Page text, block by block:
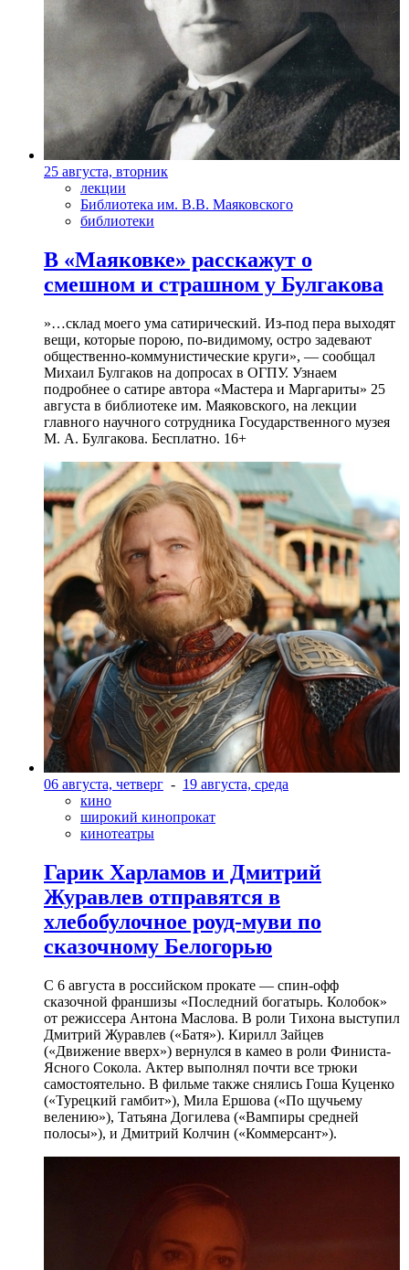
25 августа, вторник
лекции
Библиотека им. В.В. Маяковского
библиотеки
В «Маяковке» расскажут о
смешном и страшном у Булгакова
»…склад моего ума сатирический. Из-под пера выходят
вещи, которые порою, по-видимому, остро задевают
общественно-коммунистические круги», — сообщал
Михаил Булгаков на допросах в ОГПУ. Узнаем
подробнее о сатире автора «Мастера и Маргариты» 25
августа в библиотеке им. Маяковского, на лекции
главного научного сотрудника Государственного музея
М. А. Булгакова. Бесплатно. 16+
06 августа, четверг - 19 августа, среда
кино
широкий кинопрокат
кинотеатры
Гарик Харламов и Дмитрий
Журавлев отправятся в
хлебобулочное роуд-муви по
сказочному Белогорью
С 6 августа в российском прокате — спин-офф
сказочной франшизы «Последний богатырь. Колобок»
от режиссера Антона Маслова. В роли Тихона выступил
Дмитрий Журавлев («Батя»). Кирилл Зайцев
(«Движение вверх») вернулся в камео в роли Финиста-
Ясного Сокола. Актер выполнял почти все трюки
самостоятельно. В фильме также снялись Гоша Куценко
(«Турецкий гамбит»), Мила Ершова («По щучьему
велению»), Татьяна Догилева («Вампиры средней
полосы»), и Дмитрий Колчин («Коммерсант»).